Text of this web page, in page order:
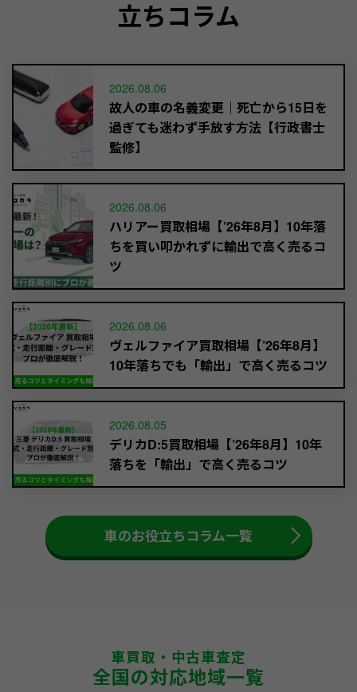
立ちコラム
2026.08.06
故人の車の名義変更｜死亡から15日を
過ぎても迷わず手放す方法【行政書士
監修】
2026.08.06
ハリアー買取相場【’26年8月】10年落
ちを買い叩かれずに輸出で高く売るコ
ツ
2026.08.06
ヴェルファイア買取相場【’26年8月】
10年落ちでも「輸出」で高く売るコツ
2026.08.05
デリカD:5買取相場【’26年8月】10年
落ちを「輸出」で高く売るコツ
車のお役立ちコラム一覧
車買取・中古車査定
全国の対応地域一覧